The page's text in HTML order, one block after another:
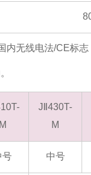
内无线电法/CE标
M
JⅡ430T-
M
号 中号